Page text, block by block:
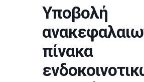
Υποβολή
πίνακα